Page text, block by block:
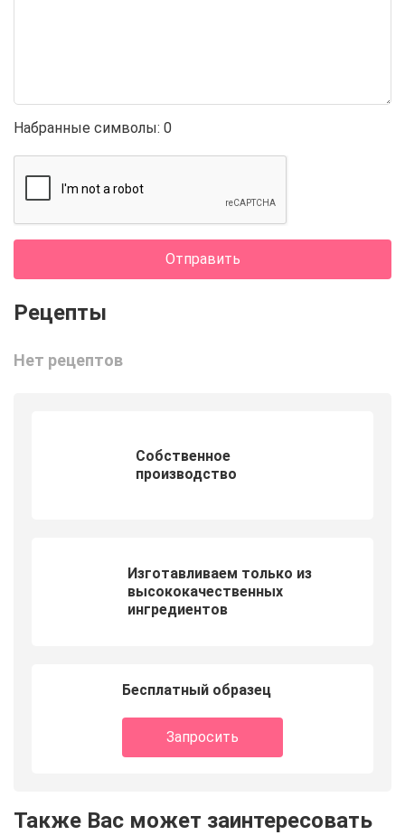
Набранные символы: 0
Отправить
Нет рецептов
Собственное
производство
Изготавливаем только из
высококачественных
ингредиентов
Бесплатный образец
Запросить
Также Вас может заинтересовать